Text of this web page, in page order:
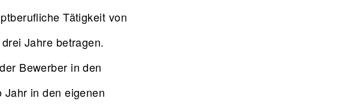
Tätigkeit von
Jahre betragen.
Bewerber in den
in den eigenen